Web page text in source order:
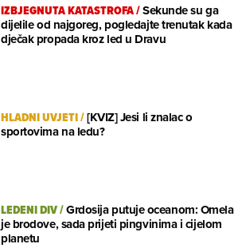
IZBJEGNUTA KATASTROFA/Sekunde su ga
dijelile od najgoreg, pogledajte trenutak kada
dječak propada kroz led u Dravu
HLADNI UVJETI/[KVIZ] Jesi li znalac o
sportovima na ledu?
LEDENI DIV/Grdosija putuje oceanom: Omela
je brodove, sada prijeti pingvinima i cijelom
planetu